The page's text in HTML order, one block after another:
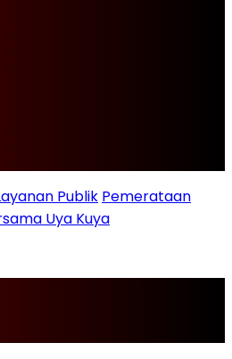
Publik Pemerataan
Uya Kuya